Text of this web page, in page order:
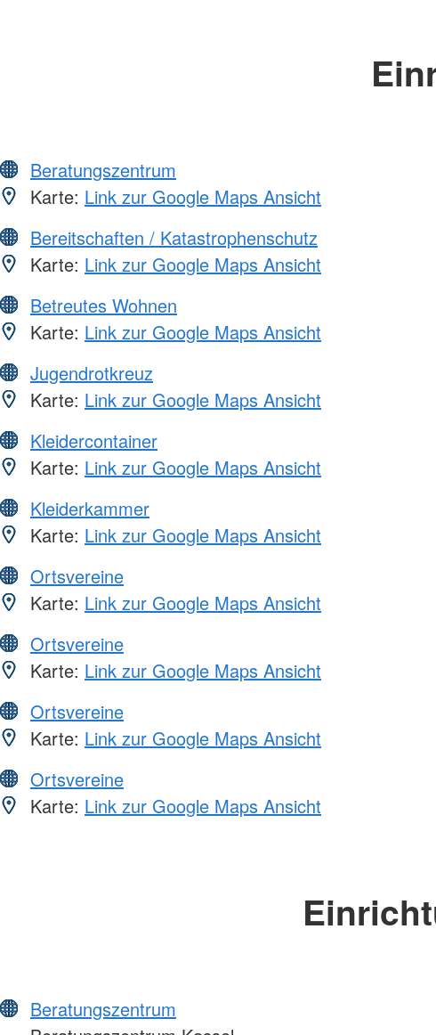
Beratungszentrum
Karte: Link zur Google Maps Ansicht
Bereitschaften / Katastrophenschutz
Karte: Link zur Google Maps Ansicht
Betreutes Wohnen
Karte: Link zur Google Maps Ansicht
Jugendrotkreuz
Karte: Link zur Google Maps Ansicht
Kleidercontainer
Karte: Link zur Google Maps Ansicht
Kleiderkammer
Karte: Link zur Google Maps Ansicht
Ortsvereine
Karte: Link zur Google Maps Ansicht
Ortsvereine
Karte: Link zur Google Maps Ansicht
Ortsvereine
Karte: Link zur Google Maps Ansicht
Ortsvereine
Karte: Link zur Google Maps Ansicht
Beratungszentrum